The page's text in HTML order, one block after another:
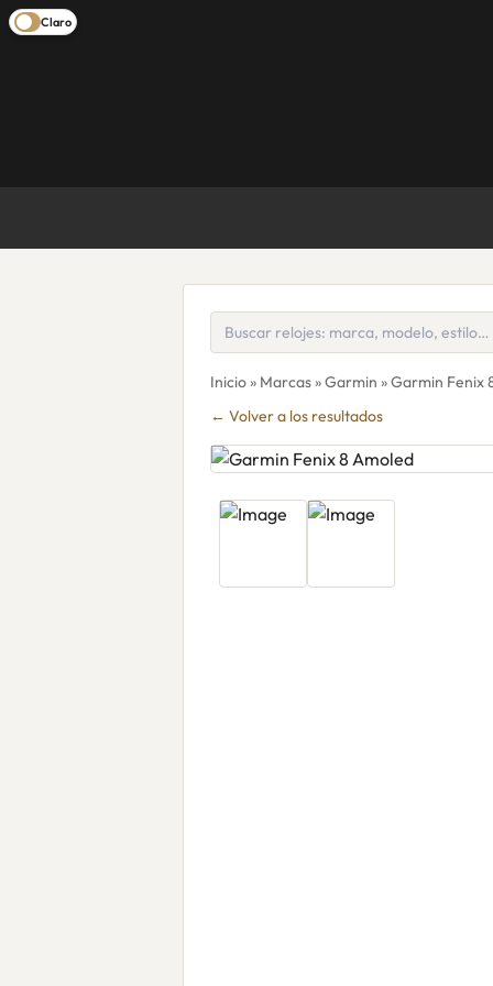
Claro
Inicio» Marcas»Garmin » Garmin Fenix
← Volver a los resultados